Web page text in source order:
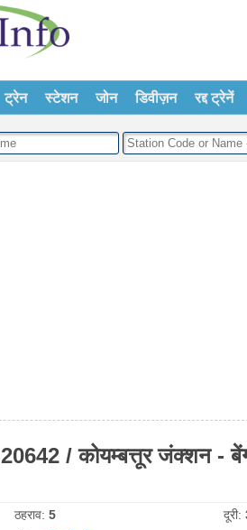
ट्रेन स्टेशन जोन डिवीज़न रद्द ट्रेनें
20642 / कोयम्बत्तूर जंक्शन -
ठहराव: 5 दूरी: